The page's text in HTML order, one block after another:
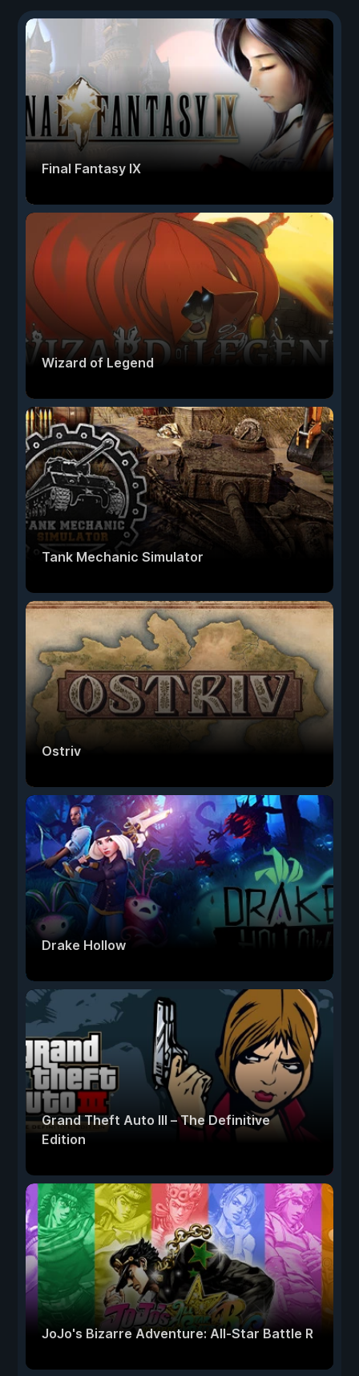
Final Fantasy IX
Wizard of Legend
Tank Mechanic Simulator
Ostriv
Drake Hollow
Grand Theft Auto III – The Definitive
Edition
JoJo's Bizarre Adventure: All-Star Battle R